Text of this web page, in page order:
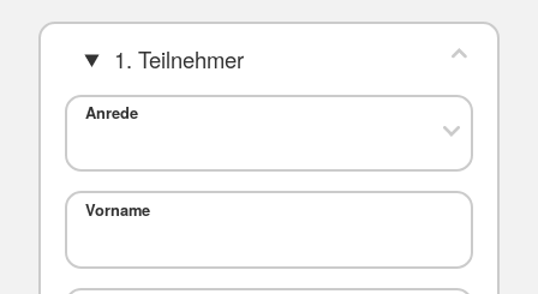
1. Teilnehmer
Anrede
Vorname